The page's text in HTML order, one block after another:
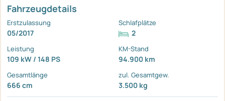
Fahrzeugdetails
Erstzulassung
05/2017
Schlafplätze
2
Leistung
109 kW / 148 PS
KM-Stand
94.900 km
Gesamtlänge
666 cm
zul. Gesamtgew.
3.500 kg